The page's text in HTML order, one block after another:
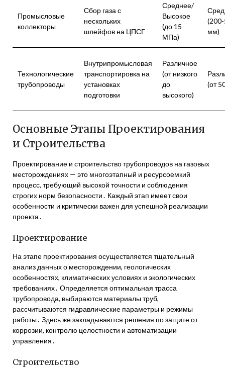
Промысловые
коллекторы
Сбор газа с
нескольких
шлейфов на ЦПСГ
Среднее/
Высокое
(до 15
МПа)
мм)
Технологические
трубопроводы
Внутрипромысловая
транспортировка на
установках
подготовки
Различное
(от низкого
до
высокого)
(от
Основные Этапы Проектирования
и Строительства
Проектирование и строительство трубопроводов на газовых
месторождениях — это многоэтапный и ресурсоемкий
процесс, требующий высокой точности и соблюдения
строгих норм безопасности․ Каждый этап имеет свои
особенности и критически важен для успешной реализации
проекта․
Проектирование
На этапе проектирования осуществляется тщательный
анализ данных о месторождении, геологических
особенностях, климатических условиях и экологических
требованиях․ Определяется оптимальная трасса
трубопровода, выбираются материалы труб,
рассчитываются гидравлические параметры и режимы
работы․ Здесь же закладываются решения по защите от
коррозии, контролю целостности и автоматизации
управления․
Строительство